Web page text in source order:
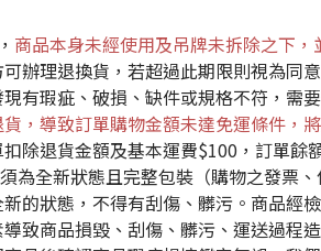
商品本身未經使用及吊牌未拆除之下
辦理退換貨，若超過此期限則視為同
有瑕疵、破損、缺件或規格不符，需
，導致訂單購物金額未達免運條件，
除退貨金額及基本運費$100，訂單餘
為全新狀態且完整包裝（購物之發票
的狀態，不得有刮傷、髒污。商品經
致商品損毀、刮傷、髒污、運送過程